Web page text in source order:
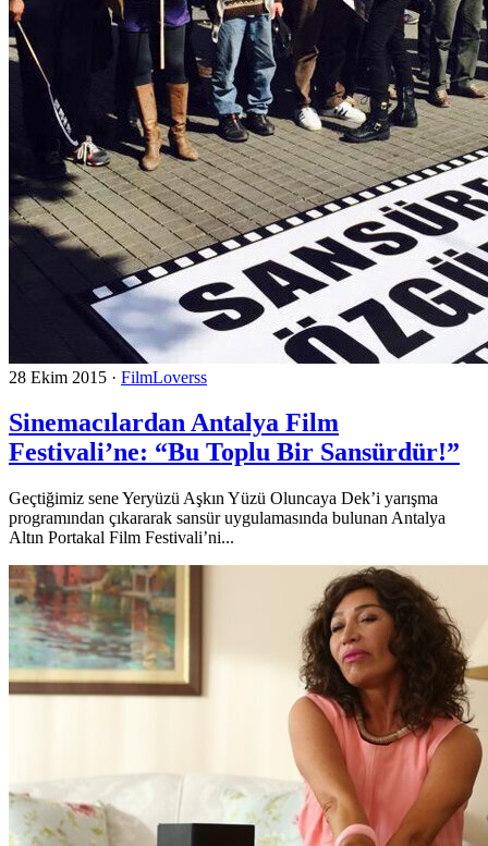
28 Ekim 2015 · FilmLoverss
Sinemacılardan Antalya Film
Festivali’ne: “Bu Toplu Bir Sansürdür!”
Geçtiğimiz sene Yeryüzü Aşkın Yüzü Oluncaya Dek’i yarışma
programından çıkararak sansür uygulamasında bulunan Antalya
Altın Portakal Film Festivali’ni...